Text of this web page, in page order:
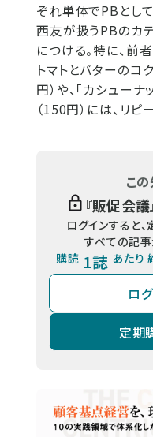
ぞれ単体でPBとし
西友が扱うPBのカ
につける。特に、前
トマトとバターのコ
円）や、「カシュー
（150円）には、リ
こ
『販促会議
ログインすると
すべての記事
購読 1誌 あたり
ロ
定期